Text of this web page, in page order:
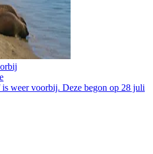
weer voorbij. Deze begon op 28 juli